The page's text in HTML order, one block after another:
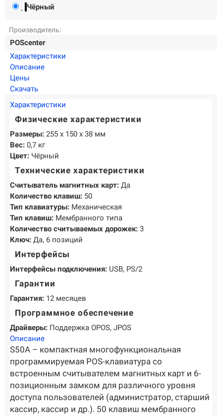
О КОМПАНИИ
производства кассового и весового оборудования.
КОНТАКТЫ
ОТЗЫВЫ О НАС
СЕРТИФИКАТЫ
Самая актуальная и необходимая информация о нововведениях и
технической составляющей ассортимента «POScenter».
НОВОСТИ
+7 (495) 518-94-41
Чёрный
Производитель:
POScenter
Характеристики
Описание
Цены
Скачать
Характеристики
Физические характеристики
Размеры: 255 х 150 х 38 мм
Вес: 0,7 кг
Цвет: Чёрный
Технические характеристики
Считыватель магнитных карт: Да
Количество клавиш: 50
Тип клавиатуры: Механическая
Тип клавиш: Мембранного типа
Количество считываемых дорожек: 3
Ключ: Да, 6 позиций
Интерфейсы
Интерфейсы подключения: USB, PS/2
Гарантии
Гарантия: 12 месяцев
Программное обеспечение
Драйверы: Поддержка OPOS, JPOS
Описание
S50A – компактная многофункциональная
программируемая POS-клавиатура со
встроенным считывателем магнитных карт и 6-
позиционным замком для различного уровня
доступа пользователей (администратор, старший
кассир, кассир и др.). 50 клавиш мембранного